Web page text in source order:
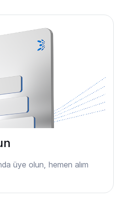
üye olun, hemen alım